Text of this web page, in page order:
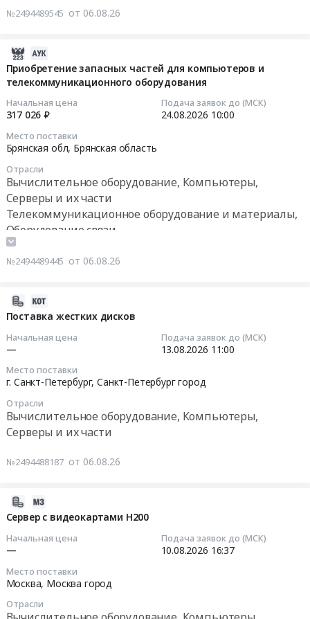
№2494489545 от 06.08.26
008439
008439
Приобретение запасных частей для компьютеров и
телекоммуникационного оборудования
Начальная цена
317 026 ₽
Подача заявок до (МСК)
24.08.2026 10:00
Место поставки
Брянская обл, Брянская область
Отрасли
Вычислительное оборудование, Компьютеры,
Серверы и их части
Телекоммуникационное оборудование и материалы,
Оборудование связи
№2494489445 от 06.08.26
Поставка жестких дисков
Начальная цена
—
Подача заявок до (МСК)
13.08.2026 11:00
Место поставки
г. Санкт-Петербург,Санкт-Петербург город
Отрасли
Вычислительное оборудование, Компьютеры,
Серверы и их части
№2494488187 от 06.08.26
Сервер с видеокартами H200
Начальная цена
—
Подача заявок до (МСК)
10.08.2026 16:37
Место поставки
Москва, Москва город
Отрасли